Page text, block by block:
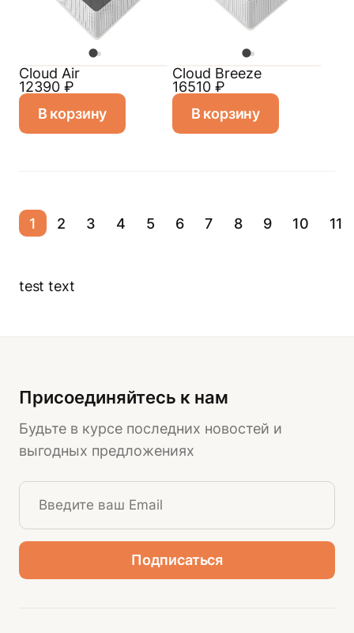
Cloud Air
12390 ₽
В корзину
Cloud Breeze
16510 ₽
В корзину
1 2 3 4 5 6 7 8 9 10 11
test text
Присоединяйтесь к нам
Будьте в курсе последних новостей и
выгодных предложениях